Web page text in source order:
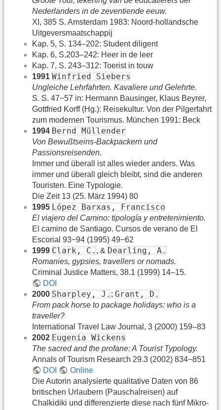
Nederlanders in de zeventiende eeuw.
XI, 385 S. Amsterdam 1983: Noord-hollandsche
Uitgeversmaatschappij
Kap. 5, S. 134–202: Student diligent
Kap. 6, S.203–242: Heer in de leer
Kap. 7, S. 243–312: Toerist in touw
1991 Winfried Siebers
Ungleiche Lehrfahrten. Kavaliere und Gelehrte.
S. S. 47−57 in: Hermann Bausinger, Klaus Beyrer,
Gottfried Korff (Hg.): Reisekultur. Von der Pilgerfahrt
zum modernen Tourismus. München 1991: Beck
1994 Bernd Müllender
Von Bewußtseins-Backpackern und
Passionsreisenden.
Immer und überall ist alles wieder anders. Was
immer und überall gleich bleibt, sind die anderen
Touristen. Eine Typologie.
Die Zeit 13 (25. März 1994) 80
1995 López Barxas, Francisco
El viajero del Camino: tipología y entretenimiento.
El camino de Santiago. Cursos de verano de El
Escorial 93−94 (1995) 49−62
1999 Clark, C. , & Dearling, A.
Romanies, gypsies, travellers or nomads.
Criminal Justice Matters, 38.1 (1999) 14–15.
DOI
2000 Sharpley, J. ; Grant, D.
From pack horse to package holidays: who is a
traveller?
International Travel Law Journal, 3 (2000) 159–83
2002 Eugenia Wickens
The sacred and the profane: A Tourist Typology.
Annals of Tourism Research 29.3 (2002) 834−851
DOI
Online
Die Autorin analysierte qualitative Daten von 86
britischen Urlaubern (Pauschalreisen) auf
Chalkidiki und differenzierte diese nach fünf Mikro-